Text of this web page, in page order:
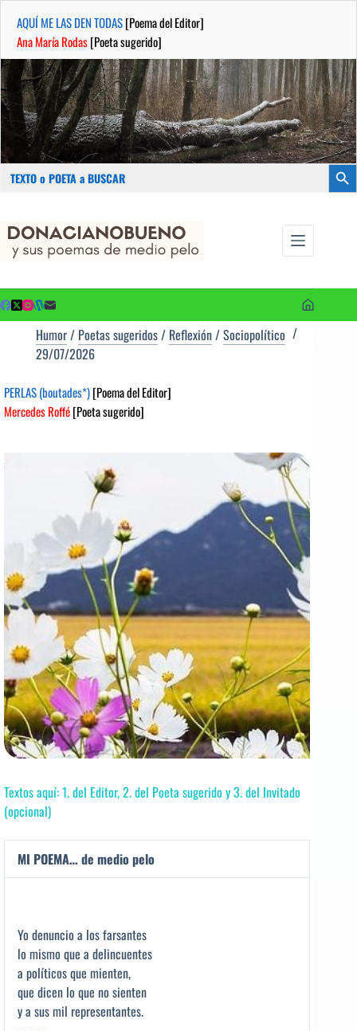
AQUÍ ME LAS DEN TODAS[Poema del Editor]
Ana María Rodas[Poeta sugerido]
Buscar:
contenido
Humor/ Poetas sugeridos/ Reflexión/Sociopolítico
29/07/2026
PERLAS (boutades*)[Poema del Editor]
Mercedes Roffé[Poeta sugerido]
Textos aquí: 1. del Editor, 2. del Poeta sugerido y 3. del Invitado
(opcional)
MI POEMA… de medio pelo
Yo denuncio a los farsantes
lo mismo que a delincuentes
a políticos que mienten,
que dicen lo que no sienten
y a sus mil representantes.